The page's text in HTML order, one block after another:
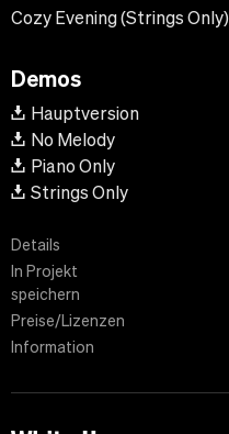
Cozy Evening (Strings Only)
Demos
Hauptversion
No Melody
Piano Only
Strings Only
Details
In Projekt
speichern
Preise/Lizenzen
Information